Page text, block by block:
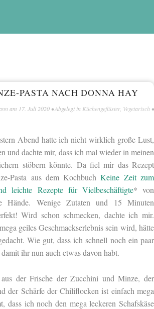
PASTA NACH DONNA HAY
am 17. Juli 2020 • Abgelegt in Küchengeflüster, Vegetarisch •
Abend hatte ich nicht wirklich große Lust,
und dachte mir, dass ich mal wieder in meinen
stöbern könnte. Da fiel mir das Rezept
Pasta aus dem KochbuchKeine Zeit zum
leichte Rezepte für Vielbeschäftigte* von
Wenige Zutaten und 15 Minuten
Wird schon schmecken, dachte ich mir.
geiles Geschmackserlebnis sein wird, hätte
Wie gut, dass ich schnell noch ein paar
ihr nun auch etwas davon habt.
der Frische der Zucchini und Minze, der
der Schärfe der Chiliflocken ist einfach mega
dass ich noch den mega leckeren Schafskäse